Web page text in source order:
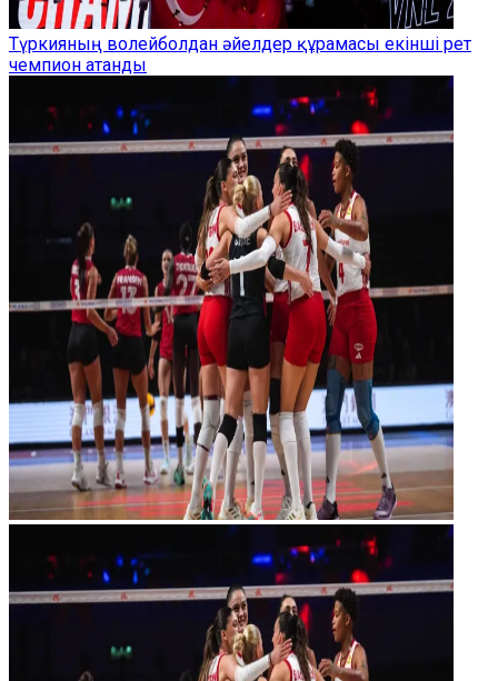
Түркияның волейболдан әйелдер құрамасы екінші рет
чемпион атанды